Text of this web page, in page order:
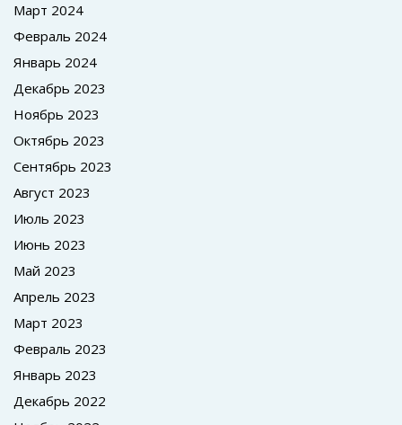
Март 2024
Февраль 2024
Январь 2024
Декабрь 2023
Ноябрь 2023
Октябрь 2023
Сентябрь 2023
Август 2023
Июль 2023
Июнь 2023
Май 2023
Апрель 2023
Март 2023
Февраль 2023
Январь 2023
Декабрь 2022